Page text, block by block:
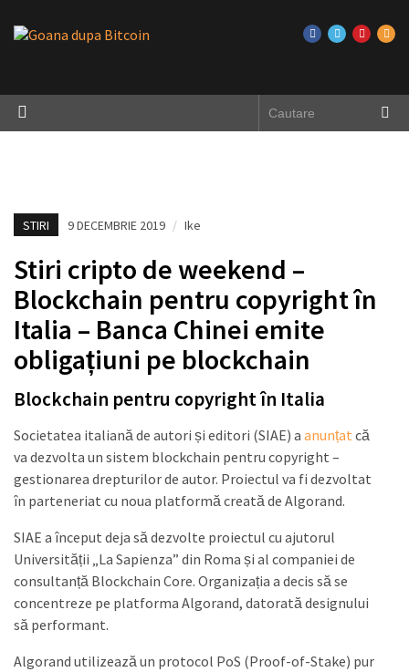
STIRI 9 DECEMBRIE 2019 / Ike
Stiri cripto de weekend –
Blockchain pentru copyright în
Italia – Banca Chinei emite
obligațiuni pe blockchain
Blockchain pentru copyright în Italia
Societatea italiană de autori și editori (SIAE) a anunțat că
va dezvolta un sistem blockchain pentru copyright –
gestionarea drepturilor de autor. Proiectul va fi dezvoltat
în parteneriat cu noua platformă creată de Algorand.
SIAE a început deja să dezvolte proiectul cu ajutorul
Universității „La Sapienza” din Roma și al companiei de
consultanță Blockchain Core. Organizația a decis să se
concentreze pe platforma Algorand, datorată designului
să performant.
Algorand utilizează un protocol PoS (Proof-of-Stake) pur